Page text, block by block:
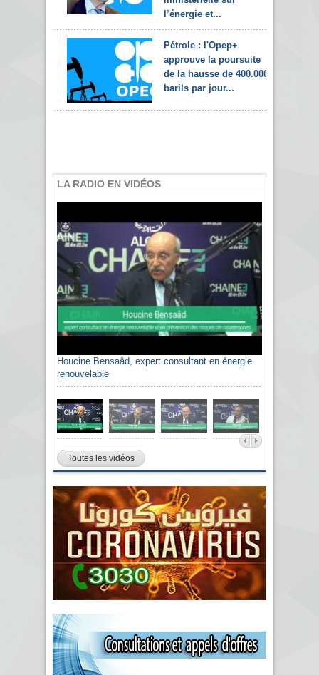
l’énergie et...
Pétrole : l'Opep+
approuve la poursuite
de la hausse de 400.000
barils par jour...
LA RADIO EN VIDÉOS
Houcine Bensaâd, expert consultant en énergie
renouvelable
Toutes les vidéos